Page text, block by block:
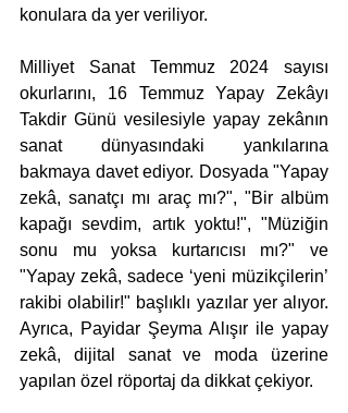
konulara da yer veriliyor.
Milliyet Sanat Temmuz 2024 sayısı
okurlarını, 16 Temmuz Yapay Zekâyı
Takdir Günü vesilesiyle yapay zekânın
sanat dünyasındaki yankılarına
bakmaya davet ediyor. Dosyada "Yapay
zekâ, sanatçı mı araç mı?", "Bir albüm
kapağı sevdim, artık yoktu!", "Müziğin
sonu mu yoksa kurtarıcısı mı?" ve
"Yapay zekâ, sadece ‘yeni müzikçilerin’
rakibi olabilir!" başlıklı yazılar yer alıyor.
Ayrıca, Payidar Şeyma Alışır ile yapay
zekâ, dijital sanat ve moda üzerine
yapılan özel röportaj da dikkat çekiyor.